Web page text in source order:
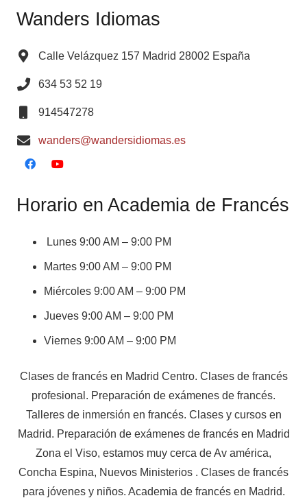
Wanders Idiomas
Calle Velázquez 157 Madrid 28002 España
634 53 52 19
914547278
wanders@wandersidiomas.es
Horario en Academia de Francés
Lunes 9:00 AM – 9:00 PM
Martes 9:00 AM – 9:00 PM
Miércoles 9:00 AM – 9:00 PM
Jueves 9:00 AM – 9:00 PM
Viernes 9:00 AM – 9:00 PM
Clases de francés en Madrid Centro. Clases de francés
profesional. Preparación de exámenes de francés.
Talleres de inmersión en francés. Clases y cursos en
Madrid. Preparación de exámenes de francés en Madrid
Zona el Viso, estamos muy cerca de Av américa,
Concha Espina, Nuevos Ministerios . Clases de francés
para jóvenes y niños. Academia de francés en Madrid.